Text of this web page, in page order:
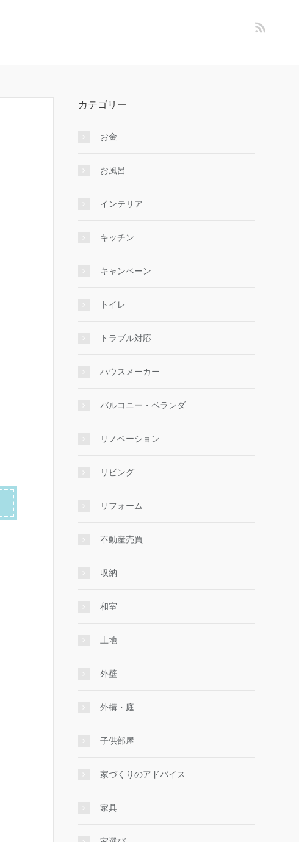
カテゴリー
お金
お風呂
インテリア
キッチン
キャンペーン
トイレ
トラブル対応
ハウスメーカー
バルコニー・ベランダ
リノベーション
リビング
リフォーム
不動産売買
収納
和室
土地
外壁
外構・庭
子供部屋
家づくりのアドバイス
家具